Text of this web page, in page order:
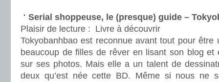
Serial shoppeuse, le (presque) guide –
Plaisir de lecture : Livre à découvrir
Tokyobanhbao est reconnue avant tout pour être
beaucoup de filles de rêver en lisant son blog et
sur ses photos. Mais elle a un talent de
deux qu’est née cette BD. Même si nous ne